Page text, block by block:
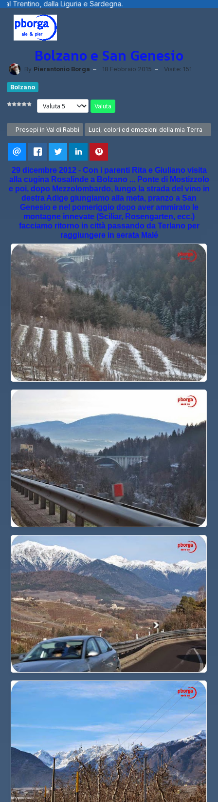
e Sardegna.
Bolzano e San Genesio
By Pierantonio Borga 18 Febbraio 2015 Visite: 151
Bolzano
Valuta
Articolo precedente: Presepi in Val di Rabbi
Presepi in Val di Rabbi Articolo successivo: Luci, colori ed
Luci, colori ed emozioni della mia Terra
29 dicembre 2012 - Con i parenti Rita e Giuliano visita
alla cugina Rosalinde a Bolzano ... Ponte di Mostizzolo
e poi, dopo Mezzolombardo, lungo la strada del vino in
destra Adige giungiamo alla meta, pranzo a San
Genesio e nel pomeriggio dopo aver ammirato le
montagne innevate (Sciliar, Rosengarten, ecc.)
facciamo ritorno in città passando da Terlano per
raggiungere in serata Malé